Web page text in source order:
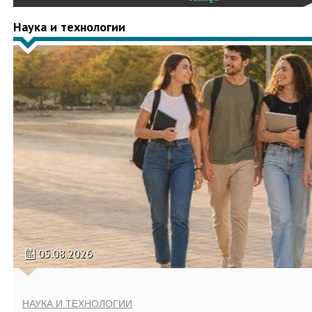
Наука и технологии
05.08.2026
НАУКА И ТЕХНОЛОГИИ